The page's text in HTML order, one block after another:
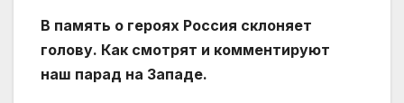
В память о героях Россия склоняет
голову. Как смотрят и комментируют
наш парад на Западе.